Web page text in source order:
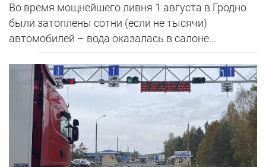
Во время мощнейшего ливня 1 августа в Гродно
были затоплены сотни (если не тысячи)
автомобилей – вода оказалась в салоне...